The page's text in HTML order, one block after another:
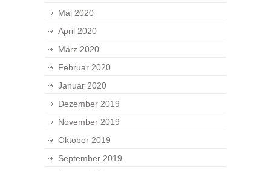
Mai 2020
April 2020
März 2020
Februar 2020
Januar 2020
Dezember 2019
November 2019
Oktober 2019
September 2019